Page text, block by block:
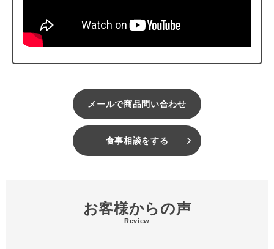
メールで商品問い合わせ
食事相談をする
お客様からの声
Review